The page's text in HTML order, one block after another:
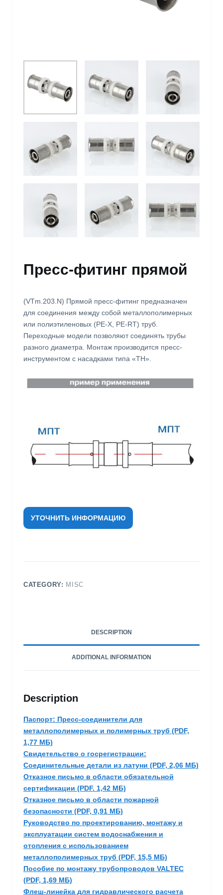
Пресс-фитинг прямой
(VTm.203.N) Прямой пресс-фитинг предназначен
для соединения между собой металлополимерных
или полиэтиленовых (РЕ-Х, PE-RT) труб.
Переходные модели позволяют соединять трубы
разного диаметра. Монтаж производится пресс-
инструментом с насадками типа «ТН».
УТОЧНИТЬ ИНФОРМАЦИЮ
CATEGORY: MISC
DESCRIPTION
ADDITIONAL INFORMATION
Description
Паспорт: Пресс-соединители для
металлополимерных и полимерных труб (PDF,
1,77 МБ)
Свидетельство о госрегистрации:
Соединительные детали из латуни (PDF, 2,06 МБ)
Отказное письмо в области обязательной
сертификации (PDF. 1,42 МБ)
Отказное письмо в области пожарной
безопасности (PDF, 0,91 МБ)
Руководство по проектированию, монтажу и
эксплуатации систем водоснабжения и
отопления с использованием
металлополимерных труб (PDF, 15,5 МБ)
Пособие по монтажу трубопроводов VALTEC
(PDF, 1,69 МБ)
Флеш-линейка для гидравлического расчета